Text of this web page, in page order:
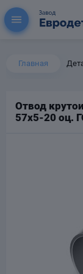
Главная
Отвод
57х5-20 оц.
для труб